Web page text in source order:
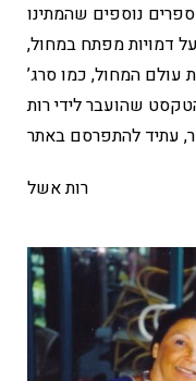
נוספים שהמתינו
דמויות מפתח במחול,
המחול, כמו סרג’
שהועבר לידי רות
רות אשל